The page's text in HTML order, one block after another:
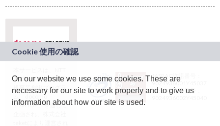
ドコモグループの新
規事業創出プログラ
ム「docomo
STARTUP」を通じて
JASRAC許諾番号：
9024936001Y45037
JASRAC許諾番号：
On our website we use some cookies. These are
necessary for our site to work properly and to give us
information about how our site is used.